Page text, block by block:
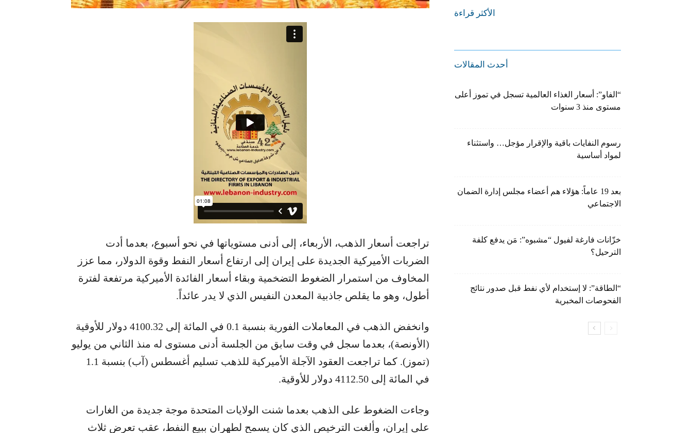
تراجعت أسعار الذهب، الأربعاء، إلى أدنى مستوياتها في نحو أسبوع، بعدما أدت
الضربات الأميركية الجديدة على إيران إلى ارتفاع أسعار النفط وقوة الدولار، مما عزز
المخاوف من استمرار الضغوط التضخمية وبقاء أسعار الفائدة الأميركية مرتفعة لفترة
أطول، وهو ما يقلص جاذبية المعدن النفيس الذي لا يدر عائداً.
وانخفض الذهب في المعاملات الفورية بنسبة 0.1 في المائة إلى 4100.32 دولار للأوقية
(الأونصة)، بعدما سجل في وقت سابق من الجلسة أدنى مستوى له منذ الثاني من يوليو
(تموز). كما تراجعت العقود الآجلة الأميركية للذهب تسليم أغسطس (آب) بنسبة 1.1
في المائة إلى 4112.50 دولار للأوقية.
وجاءت الضغوط على الذهب بعدما شنت الولايات المتحدة موجة جديدة من الغارات
على إيران، وألغت الترخيص الذي كان يسمح لطهران ببيع النفط، عقب تعرض ثلاث
الأكثر قراءة
أحدث المقالات
“الفاو”: أسعار الغذاء العالمية تسجل في تموز أعلى
مستوى منذ 3 سنوات
رسوم النفايات باقية والإقرار مؤجل… واستثناء
لمواد أساسية
بعد 19 عاماً: هؤلاء هم أعضاء مجلس إدارة الضمان
الاجتماعي
خزّانات فارغة لفيول “مشبوه”: مَن يدفع كلفة
الترحيل؟
“الطاقة”: لا إستخدام لأي نفط قبل صدور نتائج
الفحوصات المخبرية